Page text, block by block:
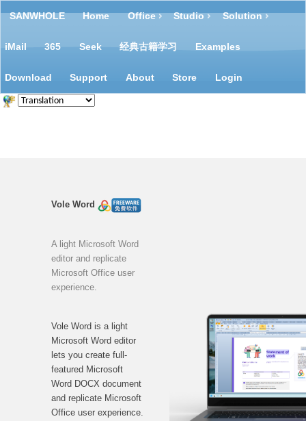
SANWHOLE Home Office Studio Solution
iMail 365 Seek 经典古籍学习 Examples
Download Support About Store Login
Vole Word
A light Microsoft Word
editor and replicate
Microsoft Office user
experience.
Vole Word is a light
Microsoft Word editor
lets you create full-
featured Microsoft
Word DOCX document
and replicate Microsoft
Office user experience.